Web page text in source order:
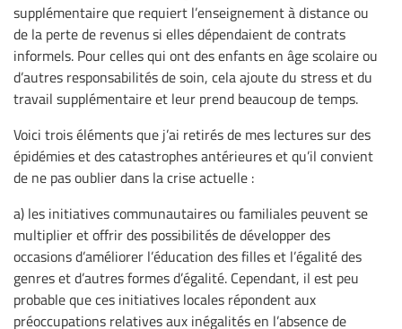
supplémentaire que requiert l’enseignement à distance ou
de la perte de revenus si elles dépendaient de contrats
informels. Pour celles qui ont des enfants en âge scolaire ou
d’autres responsabilités de soin, cela ajoute du stress et du
travail supplémentaire et leur prend beaucoup de temps.
Voici trois éléments que j’ai retirés de mes lectures sur des
épidémies et des catastrophes antérieures et qu’il convient
de ne pas oublier dans la crise actuelle :
a) les initiatives communautaires ou familiales peuvent se
multiplier et offrir des possibilités de développer des
occasions d’améliorer l’éducation des filles et l’égalité des
genres et d’autres formes d’égalité. Cependant, il est peu
probable que ces initiatives locales répondent aux
préoccupations relatives aux inégalités en l’absence de